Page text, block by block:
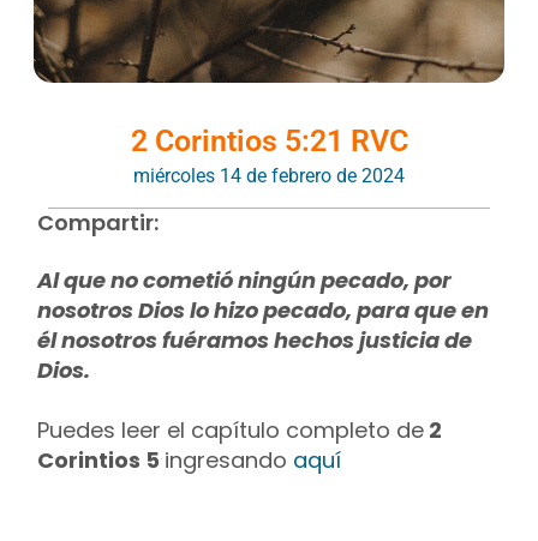
2 Corintios 5:21 RVC
miércoles 14 de febrero de 2024
Compartir:
Al que no cometió ningún pecado, por
nosotros Dios lo hizo pecado, para que en
él nosotros fuéramos hechos justicia de
Dios.
Puedes leer el capítulo completo de 2
Corintios 5 ingresando aquí